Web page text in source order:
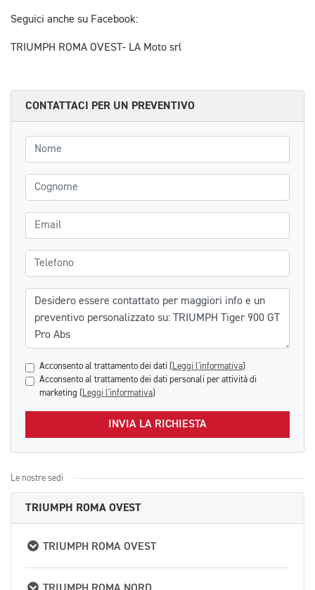
Seguici anche su Facebook:
TRIUMPH ROMA OVEST- LA Moto srl
CONTATTACI PER UN PREVENTIVO
Nome
Cognome
Email
Telefono
Messaggio
Acconsento al trattamento dei dati ( Leggi l'informativa)
Acconsento al trattamento dei dati personali per attività di
marketing ( Leggi l'informativa)
INVIA LA RICHIESTA
Le nostre sedi
TRIUMPH ROMA OVEST
TRIUMPH ROMA OVEST